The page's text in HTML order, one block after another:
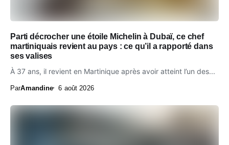
Parti décrocher une étoile Michelin à Dubaï, ce chef
martiniquais revient au pays : ce qu’il a rapporté dans
ses valises
À 37 ans, il revient en Martinique après avoir atteint l’un des...
ParAmandine 6 août 2026